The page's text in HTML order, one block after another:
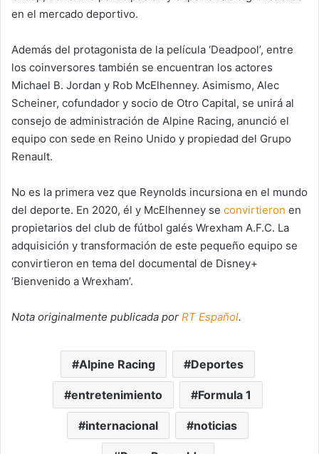
en el mercado deportivo.
Además del protagonista de la película ‘Deadpool’, entre
los coinversores también se encuentran los actores
Michael B. Jordan y Rob McElhenney. Asimismo, Alec
Scheiner, cofundador y socio de Otro Capital, se unirá al
consejo de administración de Alpine Racing, anunció el
equipo con sede en Reino Unido y propiedad del Grupo
Renault.
No es la primera vez que Reynolds incursiona en el mundo
del deporte. En 2020, él y McElhenney se convirtieron en
propietarios del club de fútbol galés Wrexham A.F.C. La
adquisición y transformación de este pequeño equipo se
convirtieron en tema del documental de Disney+
‘Bienvenido a Wrexham’.
Nota originalmente publicada por RT Español.
Alpine Racing Deportes
entretenimiento Formula 1
internacional noticias